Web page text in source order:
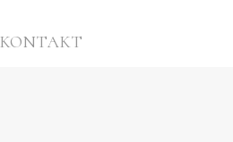
KONTAKT